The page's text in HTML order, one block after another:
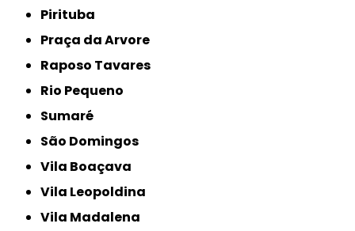
Pirituba
Praça da Arvore
Raposo Tavares
Rio Pequeno
Sumaré
São Domingos
Vila Boaçava
Vila Leopoldina
Vila Madalena